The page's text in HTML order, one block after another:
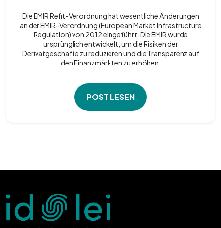
Die EMIR Refit-Verordnung hat wesentliche Änderungen
an der EMIR-Verordnung (European Market Infrastructure
Regulation) von 2012 eingeführt. Die EMIR wurde
ursprünglich entwickelt, um die Risiken der
Derivatgeschäfte zu reduzieren und die Transparenz auf
den Finanzmärkten zu erhöhen.
POST LESEN